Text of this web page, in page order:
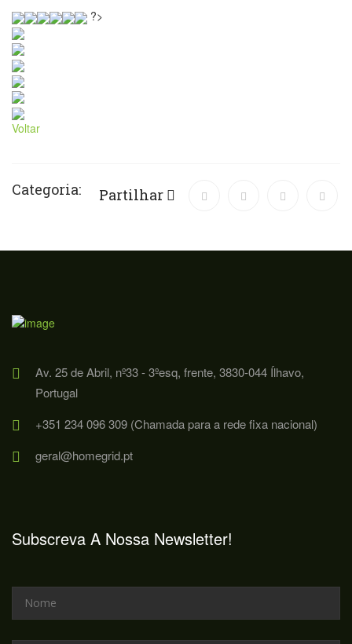
?>
Voltar
Categoria: Partilhar
Av. 25 de Abril, nº33 - 3ºesq, frente, 3830-044 Ílhavo,
Portugal
+351 234 096 309 (Chamada para a rede fixa nacional)
geral@homegrid.pt
Subscreva A Nossa Newsletter!